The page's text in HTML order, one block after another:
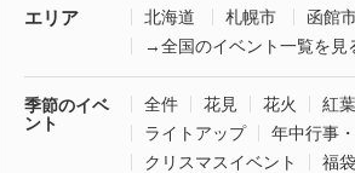
エリア 北海道 札幌市
函館
→全国のイベント一覧を見
季節のイベ
ント
全件 花見 花火
紅葉
ライトアップ
年中行事
クリスマスイベント
福